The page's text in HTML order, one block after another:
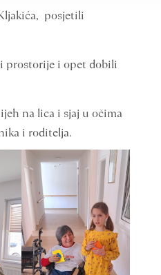
posjetili
prostorije i opet dobili
na lica i sjaj u očima
i roditelja.